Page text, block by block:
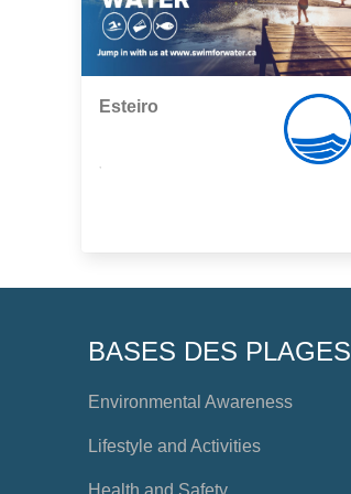
Esteiro
BASES DES PLAGES
Environmental Awareness
Lifestyle and Activities
Health and Safety